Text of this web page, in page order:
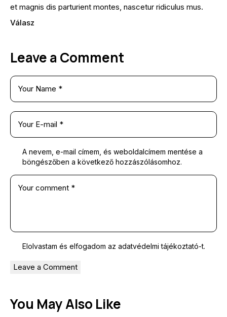
et magnis dis parturient montes, nascetur ridiculus mus.
Válasz
Leave a Comment
A nevem, e-mail címem, és weboldalcímem mentése a
böngészőben a következő hozzászólásomhoz.
Elolvastam és elfogadom az adatvédelmi tájékoztató-t.
You May Also Like